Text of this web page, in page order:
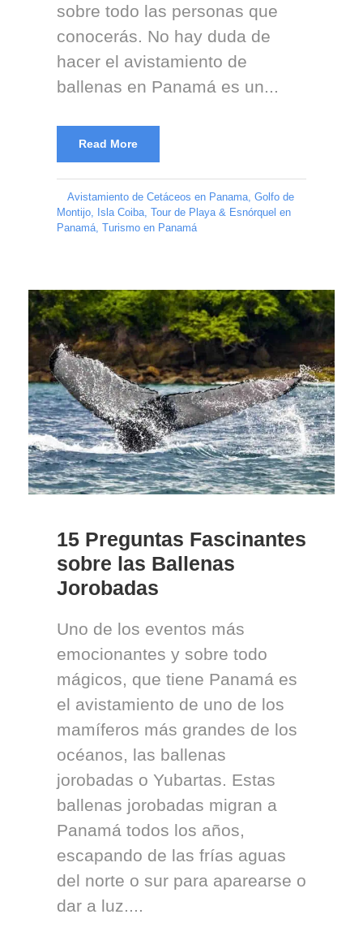
sobre todo las personas que
conocerás. No hay duda de
hacer el avistamiento de
ballenas en Panamá es un...
Read More
Avistamiento de Cetáceos en Panama Golfo de
Montijo
Isla Coiba Tour de Playa & Esnórquel en
Panamá Turismo en Panamá
15 Preguntas Fascinantes
sobre las Ballenas
Jorobadas
Uno de los eventos más
emocionantes y sobre todo
mágicos, que tiene Panamá es
el avistamiento de uno de los
mamíferos más grandes de los
océanos, las ballenas
jorobadas o Yubartas. Estas
ballenas jorobadas migran a
Panamá todos los años,
escapando de las frías aguas
del norte o sur para aparearse o
dar a luz....